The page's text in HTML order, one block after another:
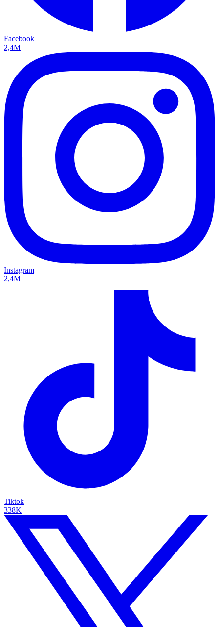
Facebook
2,4M
Instagram
2,4M
Tiktok
338K